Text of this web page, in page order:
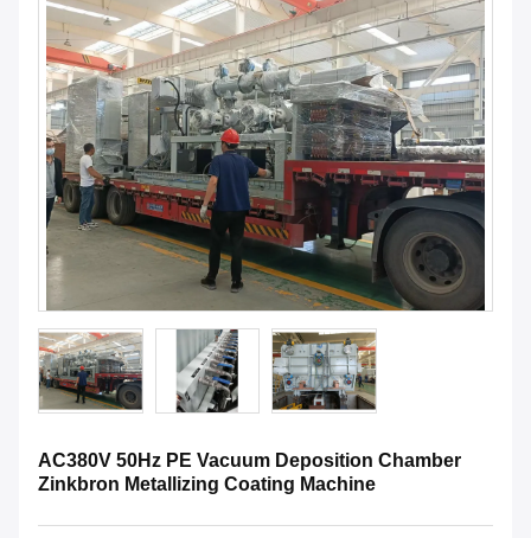
AC380V 50Hz PE Vacuum Deposition Chamber
Zinkbron Metallizing Coating Machine